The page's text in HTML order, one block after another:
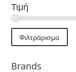
Τιμή
Φιλτράρισμα
Brands